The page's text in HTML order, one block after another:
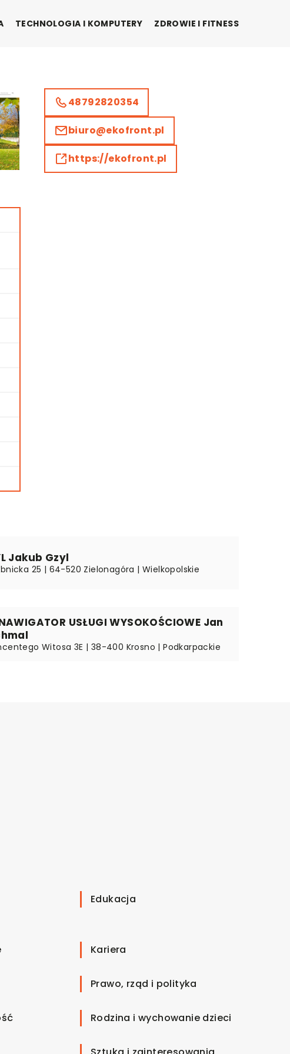
TECHNOLOGIA I KOMPUTERY ZDROWIE I FITNESS
48792820354
biuro@ekofront.pl
https://ekofront.pl
Jakub Gzyl
25 | 64-520 Zielonagóra | Wielkopolskie
USŁUGI WYSOKOŚCIOWE Jan
Witosa 3E | 38-400 Krosno | Podkarpackie
Edukacja
Kariera
Prawo, rząd i polityka
Rodzina i wychowanie dzieci